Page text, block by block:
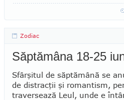
Zodiac
Săptămâna 18-25
Sfârşitul de săptămână se
de dis­tracţii şi romantism,
tra­ver­sează Leul, unde e